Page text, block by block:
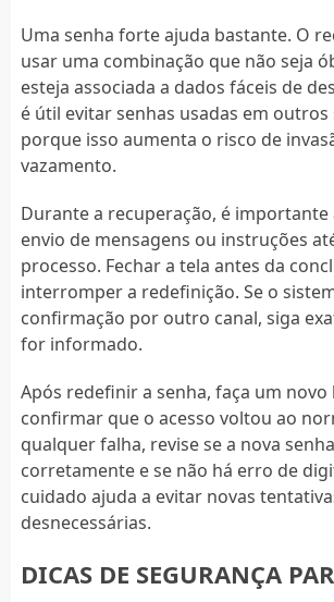
Uma senha forte ajuda bastante. O
usar uma combinação que não seja
esteja associada a dados fáceis de
é útil evitar senhas usadas em outros
porque isso aumenta o risco de
vazamento.
Durante a recuperação, é
envio de mensagens ou instruções
processo. Fechar a tela antes da
interromper a redefinição. Se o
confirmação por outro canal, siga
for informado.
Após redefinir a senha, faça um novo
confirmar que o acesso voltou ao
qualquer falha, revise se a nova
corretamente e se não há erro de
cuidado ajuda a evitar novas
desnecessárias.
DICAS DE SEGURANÇA